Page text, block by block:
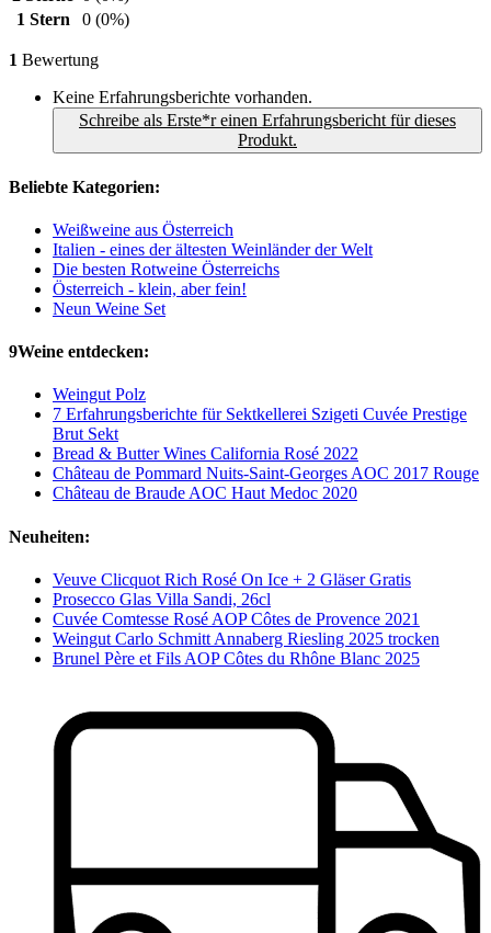
1 Stern
0 (0%)
1 Bewertung
Keine Erfahrungsberichte vorhanden.
Schreibe als Erste*r einen Erfahrungsbericht für dieses
Produkt.
Beliebte Kategorien:
Weißweine aus Österreich
Italien - eines der ältesten Weinländer der Welt
Die besten Rotweine Österreichs
Österreich - klein, aber fein!
Neun Weine Set
9Weine entdecken:
Weingut Polz
7 Erfahrungsberichte für Sektkellerei Szigeti Cuvée Prestige
Brut Sekt
Bread & Butter Wines California Rosé 2022
Château de Pommard Nuits-Saint-Georges AOC 2017 Rouge
Château de Braude AOC Haut Medoc 2020
Neuheiten:
Veuve Clicquot Rich Rosé On Ice + 2 Gläser Gratis
Prosecco Glas Villa Sandi, 26cl
Cuvée Comtesse Rosé AOP Côtes de Provence 2021
Weingut Carlo Schmitt Annaberg Riesling 2025 trocken
Brunel Père et Fils AOP Côtes du Rhône Blanc 2025